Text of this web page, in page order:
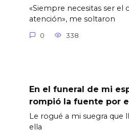
«Siempre necesitas ser el
atención», me soltaron
0 338
En el funeral de mi
rompió la fuente por
Le rogué a mi suegra que
ella